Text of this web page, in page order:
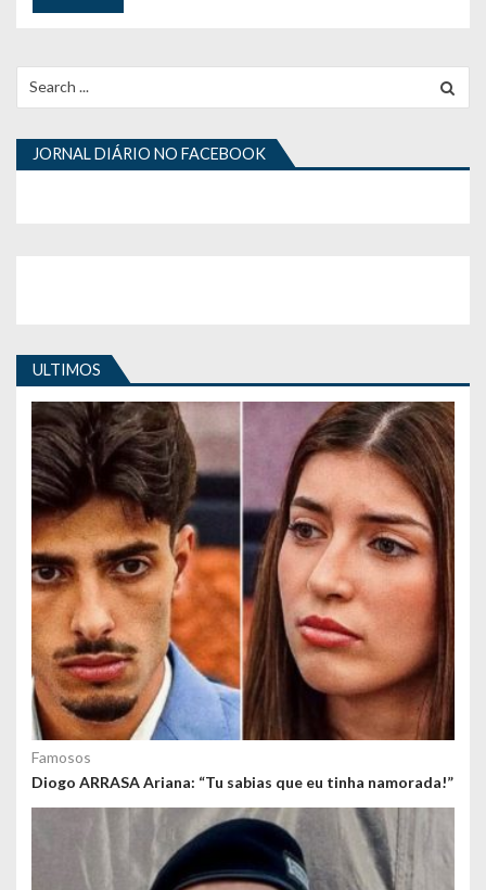
for:
JORNAL DIÁRIO NO FACEBOOK
ULTIMOS
Famosos
Diogo ARRASA Ariana: “Tu sabias que eu tinha namorada!”